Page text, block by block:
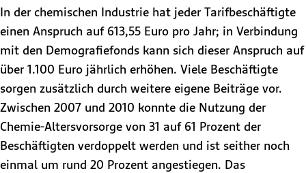
In der chemischen Industrie hat jeder Tarifbeschäftigte
einen Anspruch auf 613,55 Euro pro Jahr; in Verbindung
mit den Demografiefonds kann sich dieser Anspruch auf
über 1.100 Euro jährlich erhöhen. Viele Beschäftigte
sorgen zusätzlich durch weitere eigene Beiträge vor.
Zwischen 2007 und 2010 konnte die Nutzung der
Chemie-Altersvorsorge von 31 auf 61 Prozent der
Beschäftigten verdoppelt werden und ist seither noch
einmal um rund 20 Prozent angestiegen. Das